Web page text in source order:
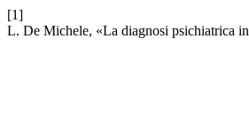
[1]
L. De Michele, «La diagnosi psichiatrica